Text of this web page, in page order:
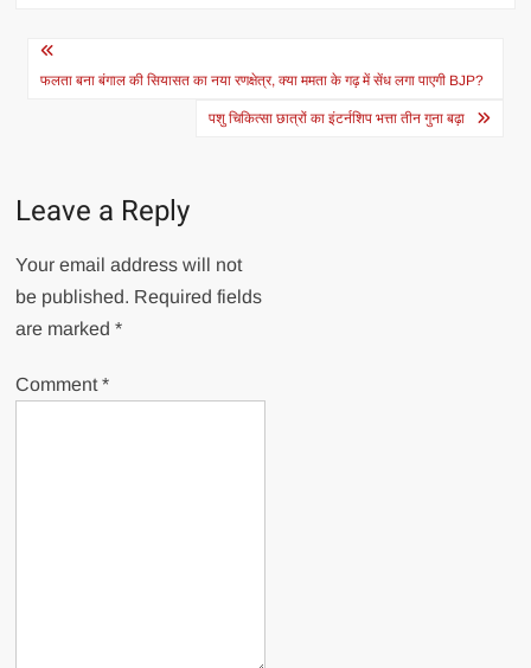
Post
navigation
फलता बना बंगाल की सियासत का नया रणक्षेत्र, क्या ममता के गढ़ में सेंध लगा पाएगी BJP?
पशु चिकित्सा छात्रों का इंटर्नशिप भत्ता तीन गुना बढ़ा
Leave a Reply
Your email address will not
be published. Required fields
are marked*
Comment*